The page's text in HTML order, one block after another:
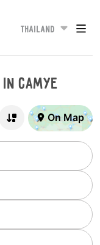
Thailand
inСамуе
On Map